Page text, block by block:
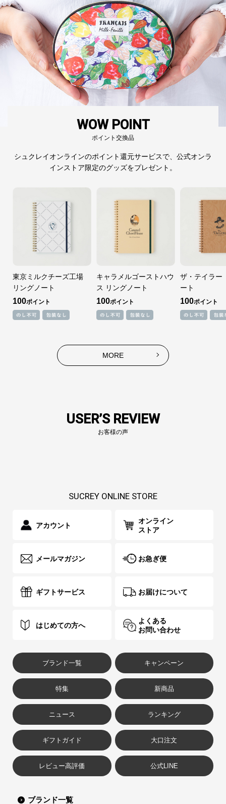
WOW POINT
ポイント交換品
シュクレイオンラインのポイント還元サービスで、公式オンラ
インストア限定のグッズをプレゼント。
東京ミルクチーズ工場
リングノート
100ポイント
キャラメルゴーストハウ
ス リングノート
100ポイント
ザ・テイラー
ート
100ポイント
MORE
USER’S REVIEW
お客様の声
SUCREY ONLINE STORE
アカウント
オンライン
ストア
メールマガジン お急ぎ便
ギフトサービス お届けについて
はじめての方へ
よくある
お問い合わせ
ブランド一覧 キャンペーン
特集 新商品
ニュース ランキング
ギフトガイド 大口注文
レビュー高評価 公式LINE
ブランド一覧